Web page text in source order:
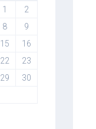
1
2
8
9
15
16
22
23
29
30